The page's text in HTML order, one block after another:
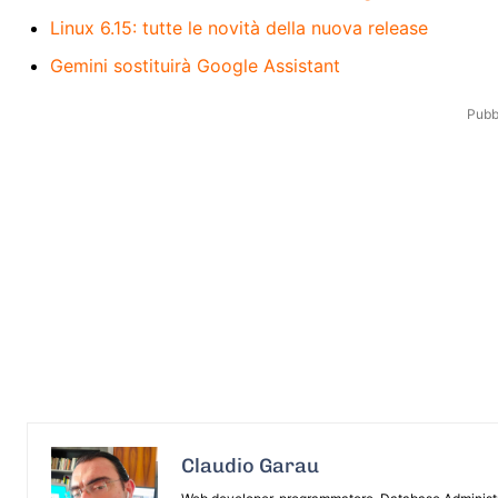
Linux 6.15: tutte le novità della nuova release
Gemini sostituirà Google Assistant
Claudio Garau